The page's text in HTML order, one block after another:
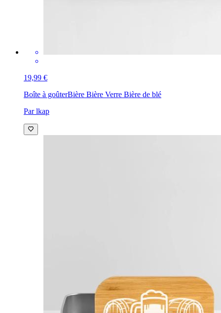
19,99 €
Boîte à goûterBière Bière Verre Bière de blé
Par lkap